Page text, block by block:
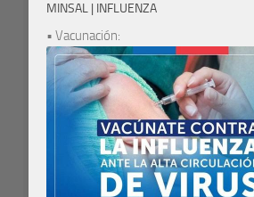
MINSAL | INFLUENZA
• Vacunación: